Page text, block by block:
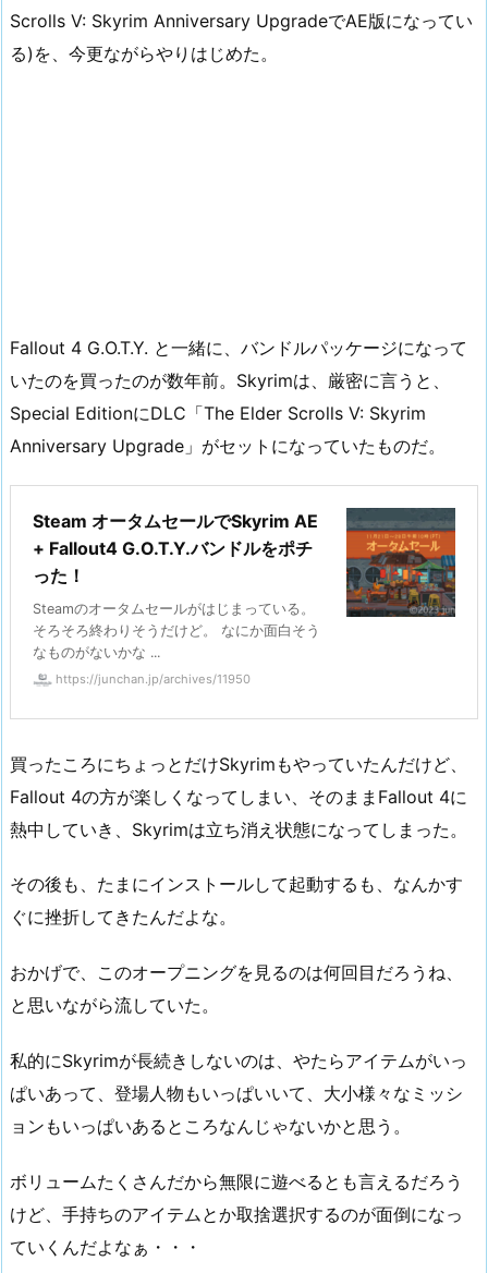
Scrolls V: Skyrim Anniversary UpgradeでAE版になってい
る)を、今更ながらやりはじめた。
Fallout 4 G.O.T.Y. と一緒に、バンドルパッケージになって
いたのを買ったのが数年前。Skyrimは、厳密に言うと、
Special EditionにDLC「The Elder Scrolls V: Skyrim
Anniversary Upgrade」がセットになっていたものだ。
Steam オータムセールでSkyrim AE
+ Fallout4 G.O.T.Y.バンドルをポチ
った！
Steamのオータムセールがはじまっている。
そろそろ終わりそうだけど。 なにか面白そう
なものがないかな ...
https://junchan.jp/archives/11950
買ったころにちょっとだけSkyrimもやっていたんだけど、
Fallout 4の方が楽しくなってしまい、そのままFallout 4に
熱中していき、Skyrimは立ち消え状態になってしまった。
その後も、たまにインストールして起動するも、なんかす
ぐに挫折してきたんだよな。
おかげで、このオープニングを見るのは何回目だろうね、
と思いながら流していた。
私的にSkyrimが長続きしないのは、やたらアイテムがいっ
ぱいあって、登場人物もいっぱいいて、大小様々なミッシ
ョンもいっぱいあるところなんじゃないかと思う。
ボリュームたくさんだから無限に遊べるとも言えるだろう
けど、手持ちのアイテムとか取捨選択するのが面倒になっ
ていくんだよなぁ・・・